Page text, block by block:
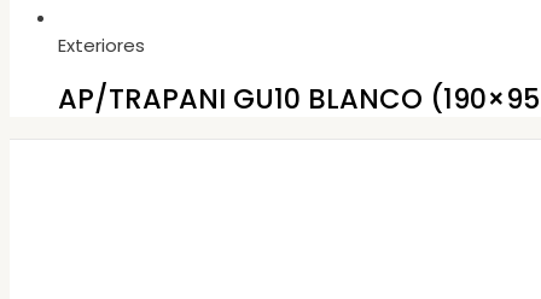
Exteriores
AP/TRAPANI GU10 BLANCO